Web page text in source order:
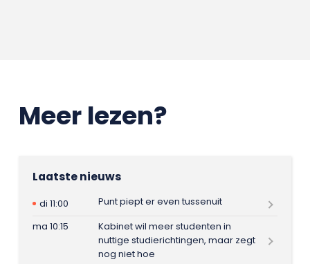
Meer lezen?
Laatste nieuws
di 11:00
Punt piept er even tussenuit
ma 10:15
Kabinet wil meer studenten in
nuttige studierichtingen, maar zegt
nog niet hoe